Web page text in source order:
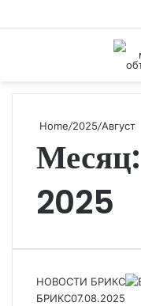
Home/2025/Август
Месяц:
2025
НОВОСТИ БРИКС
БРИКС07.08.2025